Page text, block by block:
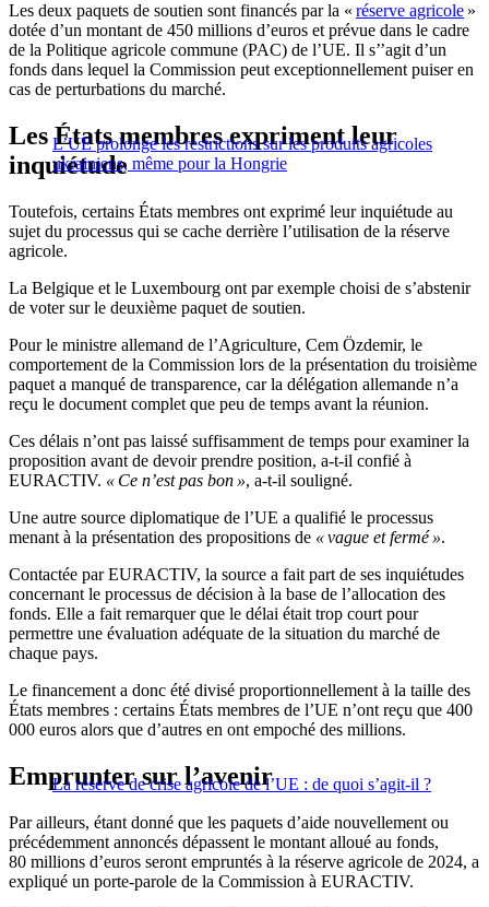
Les deux paquets de soutien sont financés par la « réserve agricole »
dotée d’un montant de 450 millions d’euros et prévue dans le cadre
de la Politique agricole commune (PAC) de l’UE. Il s’’agit d’un
fonds dans lequel la Commission peut exceptionnellement puiser en
cas de perturbations du marché.
L’UE prolonge les restrictions sur les produits agricoles
ukrainiens, même pour la Hongrie
Les États membres expriment leur
inquiétude
Toutefois, certains États membres ont exprimé leur inquiétude au
sujet du processus qui se cache derrière l’utilisation de la réserve
agricole.
La Belgique et le Luxembourg ont par exemple choisi de s’abstenir
de voter sur le deuxième paquet de soutien.
Pour le ministre allemand de l’Agriculture, Cem Özdemir, le
comportement de la Commission lors de la présentation du troisième
paquet a manqué de transparence, car la délégation allemande n’a
reçu le document complet que peu de temps avant la réunion.
Ces délais n’ont pas laissé suffisamment de temps pour examiner la
proposition avant de devoir prendre position, a-t-il confié à
EURACTIV. « Ce n’est pas bon », a-t-il souligné.
Une autre source diplomatique de l’UE a qualifié le processus
menant à la présentation des propositions de « vague et fermé ».
Contactée par EURACTIV, la source a fait part de ses inquiétudes
concernant le processus de décision à la base de l’allocation des
fonds. Elle a fait remarquer que le délai était trop court pour
permettre une évaluation adéquate de la situation du marché de
chaque pays.
Le financement a donc été divisé proportionnellement à la taille des
États membres : certains États membres de l’UE n’ont reçu que 400
000 euros alors que d’autres en ont empoché des millions.
La réserve de crise agricole de l’UE : de quoi s’agit-il ?
Emprunter sur l’avenir
Par ailleurs, étant donné que les paquets d’aide nouvellement ou
précédemment annoncés dépassent le montant alloué au fonds,
80 millions d’euros seront empruntés à la réserve agricole de 2024, a
expliqué un porte-parole de la Commission à EURACTIV.